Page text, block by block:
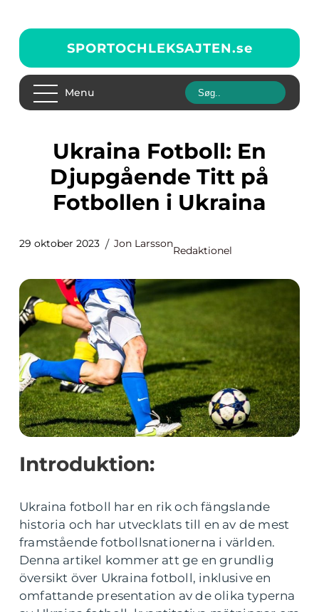
SPORTOCHLEKSAJTEN.se
Menu
Ukraina Fotboll: En
Djupgående Titt på
Fotbollen i Ukraina
29 oktober 2023 Jon Larsson
Redaktionel
Introduktion:
Ukraina fotboll har en rik och fängslande
historia och har utvecklats till en av de mest
framstående fotbollsnationerna i världen.
Denna artikel kommer att ge en grundlig
översikt över Ukraina fotboll, inklusive en
omfattande presentation av de olika typerna